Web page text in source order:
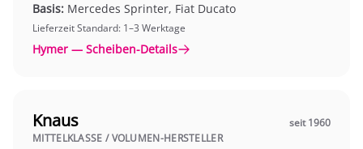
Basis: Mercedes Sprinter, Fiat Ducato
Lieferzeit Standard: 1–3 Werktage
Hymer — Scheiben-Details
Knaus
seit 1960
MITTELKLASSE / VOLUMEN-HERSTELLER